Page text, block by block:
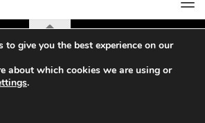
© 2026. All Rights Reserved.
to give you the best experience on our
about which cookies we are using or
.